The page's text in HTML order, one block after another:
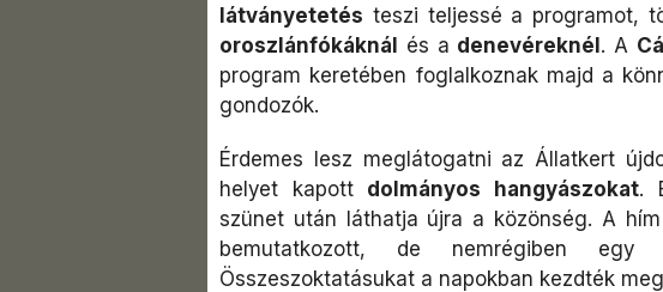
látványetetés teszi teljessé a programot,
oroszlánfókáknál és a denevéreknél. A
program keretében foglalkoznak majd a
gondozók.
Érdemes lesz meglátogatni az Állatkert
helyet kapott dolmányos hangyászokat.
szünet után láthatja újra a közönség. A
bemutatkozott, de nemrégiben
Összeszoktatásukat a napokban kezdték